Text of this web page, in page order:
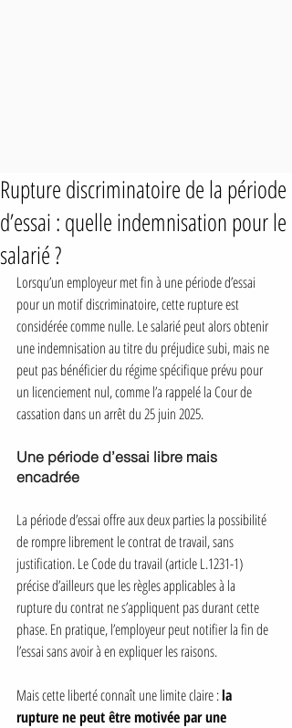
Rupture discriminatoire de la période
d’essai : quelle indemnisation pour le
salarié ?
Lorsqu’un employeur met fin à une période d’essai
pour un motif discriminatoire, cette rupture est
considérée comme nulle. Le salarié peut alors obtenir
une indemnisation au titre du préjudice subi, mais ne
peut pas bénéficier du régime spécifique prévu pour
un licenciement nul, comme l’a rappelé la Cour de
cassation dans un arrêt du 25 juin 2025.
Une période d’essai libre mais
encadrée
La période d’essai offre aux deux parties la possibilité
de rompre librement le contrat de travail, sans
justification. Le Code du travail (article L.1231-1)
précise d’ailleurs que les règles applicables à la
rupture du contrat ne s’appliquent pas durant cette
phase. En pratique, l’employeur peut notifier la fin de
l’essai sans avoir à en expliquer les raisons.
Mais cette liberté connaît une limite claire : la
rupture ne peut être motivée par une